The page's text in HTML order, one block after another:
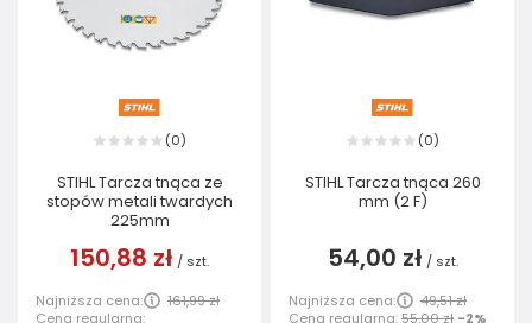
(0)
STIHL Tarcza tnąca ze
stopów metali twardych
225mm
150,88 zł / szt.
Najniższa cena:
161,99 zł
Cena regularna:
(0)
STIHL Tarcza tnąca 260
mm (2 F)
54,00 zł / szt.
Najniższa cena:
49,51 zł
Cena regularna:55,00 zł -2%